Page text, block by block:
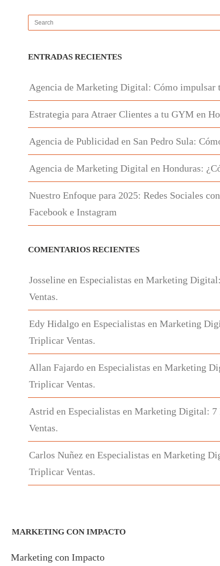
ENTRADAS RECIENTES
Agencia de Marketing Digital: Cómo impulsar
Estrategia para Atraer Clientes a tu GYM en
Agencia de Publicidad en San Pedro Sula:
Agencia de Marketing Digital en Honduras:
Nuestro Enfoque para 2025: Redes Sociales
Facebook e Instagram
COMENTARIOS RECIENTES
Josseline enEspecialistas en Marketing
Ventas.
Edy Hidalgo enEspecialistas en Marketing
Triplicar Ventas.
Allan Fajardo enEspecialistas en Marketing
Triplicar Ventas.
Astrid enEspecialistas en Marketing Digital:
Ventas.
Carlos Nuñez enEspecialistas en Marketing
Triplicar Ventas.
MARKETING CON IMPACTO
Marketing con Impacto